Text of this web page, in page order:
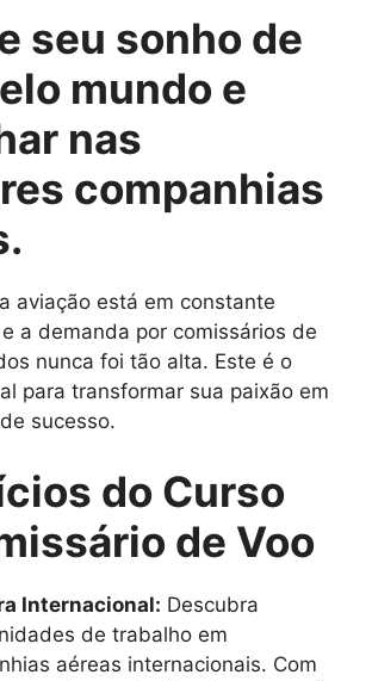
seu sonho de
mundo e
nas
companhias
aviação está em constante
a demanda por comissários de
nunca foi tão alta. Este é o
para transformar sua paixão em
sucesso.
do Curso
de Voo
Internacional: Descubra
de trabalho em
aéreas internacionais. Com